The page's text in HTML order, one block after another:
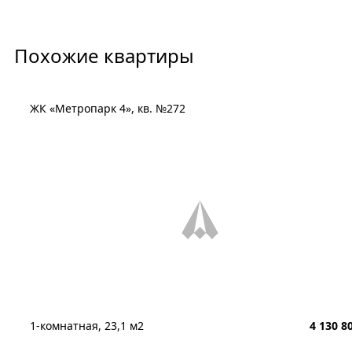
Похожие квартиры
ЖК «Метропарк 4», кв. №272
1-комнатная, 23,1 м2 4 130